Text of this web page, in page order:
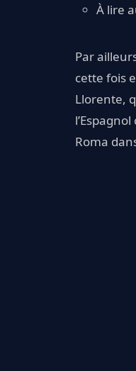
À lire
Par
cette fois
Llorente,
Roma